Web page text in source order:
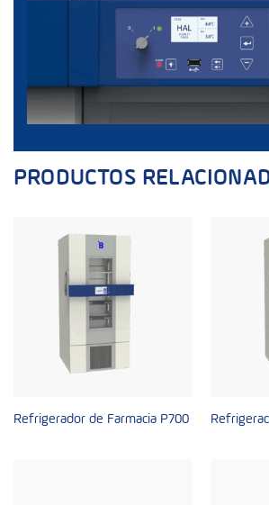
PRODUCTOS
Refrigerador de Farmacia P700